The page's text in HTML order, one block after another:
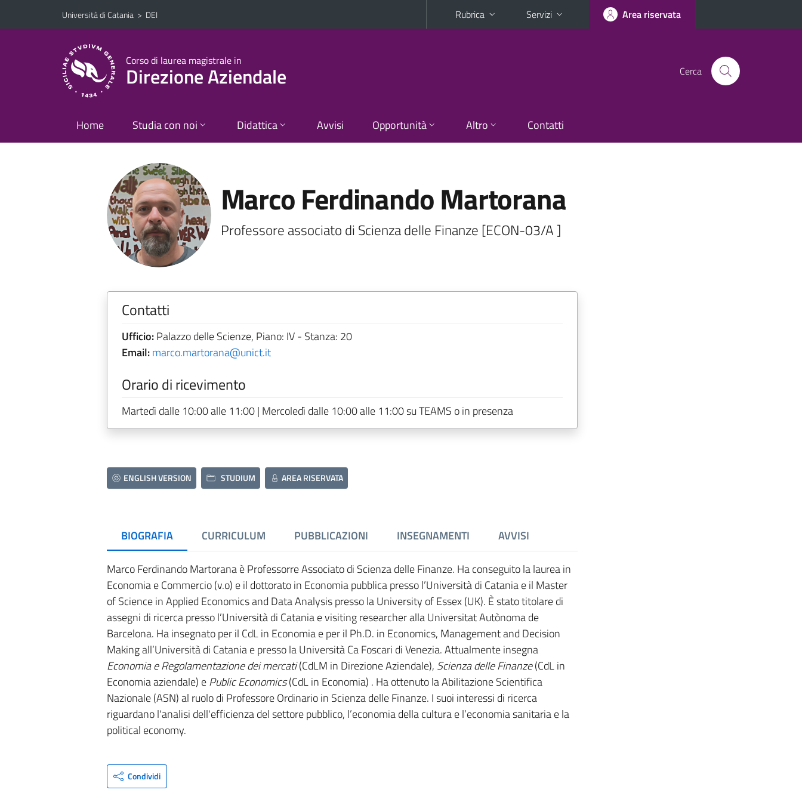
Vai al contenuto principale
Vai al menu di navigazione
Università di Catania > DEI Rubrica Servizi Area riservata
Corso di laurea magistrale in
Direzione Aziendale Cerca
Home Studia con noi Didattica Avvisi Opportunità Altro Contatti
Marco Ferdinando Martorana
Professore associato di Scienza delle Finanze [ECON-03/A ]
Contatti
Ufficio:Palazzo delle Scienze, Piano: IV - Stanza: 20
Email:marco.martorana@unict.it
Orario di ricevimento
Martedì dalle 10:00 alle 11:00 | Mercoledì dalle 10:00 alle 11:00 su TEAMS o in presenza
ENGLISH VERSION STUDIUM AREA RISERVATA
BIOGRAFIA CURRICULUM PUBBLICAZIONI INSEGNAMENTI AVVISI
Marco Ferdinando Martorana è Professorre Associato di Scienza delle Finanze. Ha conseguito la laurea in
Economia e Commercio (v.o) e il dottorato in Economia pubblica presso l’Università di Catania e il Master
of Science in Applied Economics and Data Analysis presso la University of Essex (UK). È stato titolare di
assegni di ricerca presso l’Università di Catania e visiting researcher alla Universitat Autònoma de
Barcelona. Ha insegnato per il CdL in Economia e per il Ph.D. in Economics, Management and Decision
Making all’Università di Catania e presso la Università Ca Foscari di Venezia. Attualmente insegna
Economia e Regolamentazione dei mercati(CdLM in Direzione Aziendale), Scienza delle Finanze(CdL in
Economia aziendale) ePublic Economics(CdL in Economia) . Ha ottenuto la Abilitazione Scientifica
Nazionale (ASN) al ruolo di Professore Ordinario in Scienza delle Finanze. I suoi interessi di ricerca
riguardano l'analisi dell'efficienza del settore pubblico, l’economia della cultura e l’economia sanitaria e la
political economy.
Condividi